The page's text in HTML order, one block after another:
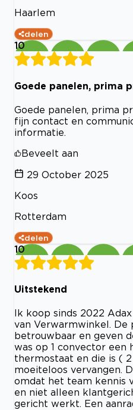
Haarlem
delen
10
Goede panelen, prima
Goede panelen, prima
fijn contact en
informatie.
Beveelt aan
29 October 2025
Koos
Rotterdam
delen
10
Uitstekend
Ik koop sinds 2022
van Verwarmwinkel. De
betrouwbaar en geven
was op 1 convector een
thermostaat en die is (
moeiteloos vervangen.
omdat het team kennis
en niet alleen
gericht werkt. Een